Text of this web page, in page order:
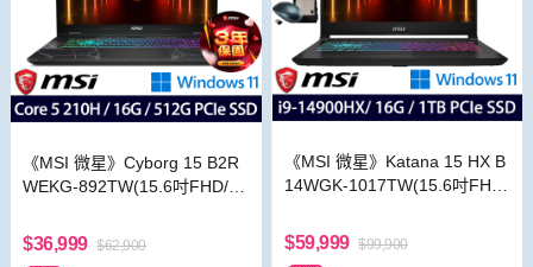
《MSI 微星》Cyborg 15 B2R
WEKG-892TW(15.6吋FHD/C
TX5050/Win11)
$36,999 $62,900
《MSI 微星》Katana 15 HX B
14WGK-1017TW(15.6吋FHD/
TX5070/W11)
$59,999 $99,900